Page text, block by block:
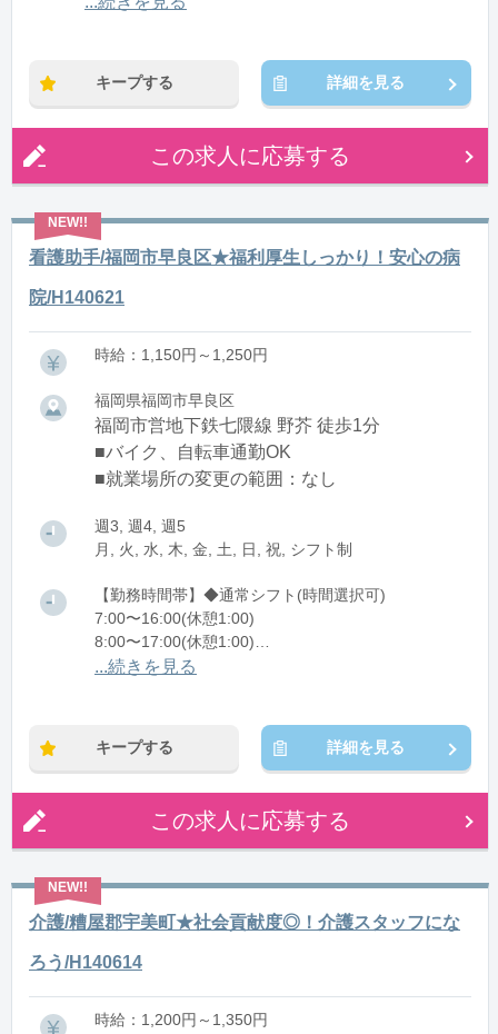
キープする 詳細を見る
この求人に応募する
看護助手/福岡市早良区★福利厚生しっかり！安心の病
院/H140621
時給：1,150円～1,250円
福岡県福岡市早良区
福岡市営地下鉄七隈線 野芥 徒歩1分
■バイク、自転車通勤OK
■就業場所の変更の範囲：なし
週3, 週4, 週5
月, 火, 水, 木, 金, 土, 日, 祝, シフト制
【勤務時間帯】◆通常シフト(時間選択可)
7:00〜16:00(休憩1:00)
8:00〜17:00(休憩1:00)
12:00〜21:00(休憩1:00)
...続きを見る
キープする 詳細を見る
この求人に応募する
介護/糟屋郡宇美町★社会貢献度◎！介護スタッフにな
ろう/H140614
時給：1,200円～1,350円